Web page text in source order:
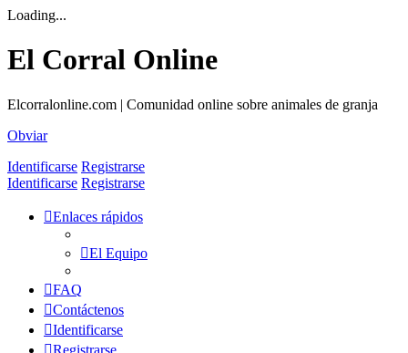
Loading...
El Corral Online
Elcorralonline.com | Comunidad online sobre animales de granja
Obviar
Identificarse Registrarse
Identificarse Registrarse
Enlaces rápidos
El Equipo
FAQ
Contáctenos
Identificarse
Registrarse